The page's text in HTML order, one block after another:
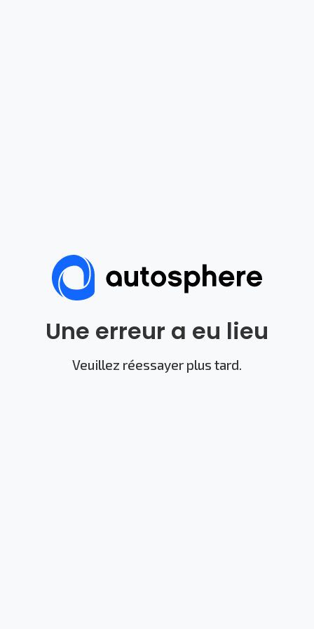
Une erreur a eu lieu
Veuillez réessayer plus tard.